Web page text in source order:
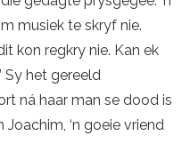
musiek te skryf nie.
kon regkry nie. Kan ek
Sy het gereeld
ná haar man se dood is
‘n goeie vriend